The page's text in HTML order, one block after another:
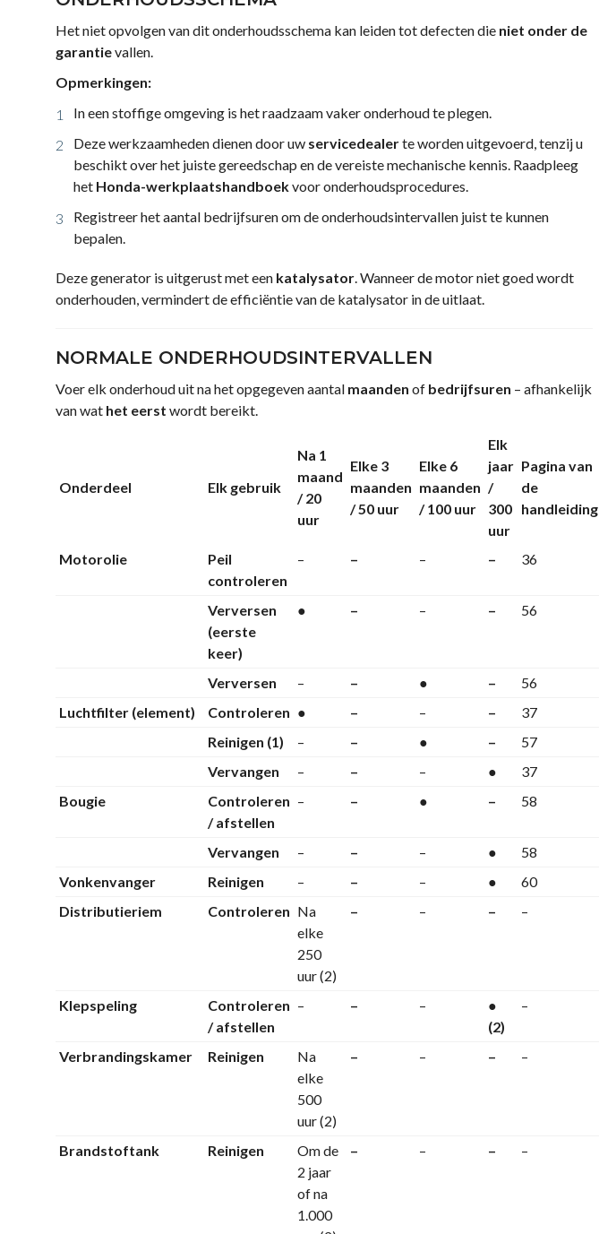
Het niet opvolgen van dit onderhoudsschema kan leiden tot defecten die niet onder de
garantievallen.
Opmerkingen:
In een stoffige omgeving is het raadzaam vaker onderhoud te plegen.
Deze werkzaamheden dienen door uw servicedealerte worden uitgevoerd, tenzij u
beschikt over het juiste gereedschap en de vereiste mechanische kennis. Raadpleeg
het Honda-werkplaatshandboekvoor onderhoudsprocedures.
Registreer het aantal bedrijfsuren om de onderhoudsintervallen juist te kunnen
bepalen.
Deze generator is uitgerust met een katalysator. Wanneer de motor niet goed wordt
onderhouden, vermindert de efficiëntie van de katalysator in de uitlaat.
NORMALE ONDERHOUDSINTERVALLEN
Voer elk onderhoud uit na het opgegeven aantal maanden of bedrijfsuren – afhankelijk
van wat het eerst wordt bereikt.
Onderdeel Elk gebruik
Na 1
maand
/ 20
uur
Elke 3
maanden
/ 50 uur
Elke 6
maanden
/ 100 uur
Elk
jaar
/
300
uur
Pagina van
de
handleiding
Motorolie
Peil
controleren
– – – – 36
Verversen
(eerste
keer)
● – – – 56
Verversen – – ● –
56
Luchtfilter (element)
Controleren ● – – –
37
Reinigen (1)
– – ● –
57
Vervangen
– – – ●
37
Bougie
Controleren
/ afstellen
– – ● – 58
Vervangen – – – ●
58
Vonkenvanger
Reinigen – – – ●
60
Distributieriem
Controleren Na
elke
250
uur (2)
– – – –
Klepspeling
Controleren
/ afstellen
– – –
●
(2)
–
Verbrandingskamer Reinigen
Na
elke
500
uur (2)
– – – –
Brandstoftank Reinigen
Om de
2 jaar
of na
1.000
– – – –